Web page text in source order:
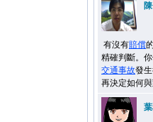
有沒有賠償
精確判斷。
交通事故發
再決定如何